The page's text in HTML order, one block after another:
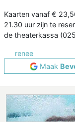
Kaarten vanaf €
21.30 uur zijn te
de theaterkassa
renee
Maak